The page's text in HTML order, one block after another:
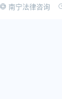
南宁法律咨询